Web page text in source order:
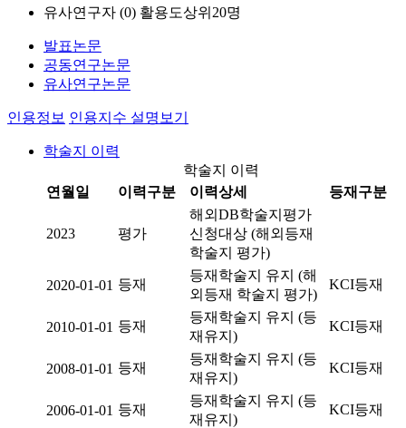
유사연구자 (0) 활용도상위20명
발표논문
공동연구논문
유사연구논문
인용정보 인용지수 설명보기
학술지 이력
학술지 이력
연월일
이력구분 이력상세 등재구분
2023 평가
해외DB학술지평가
신청대상 (해외등재
학술지 평가)
2020-01-01 등재
등재학술지 유지 (해
외등재 학술지 평가)
KCI등재
2010-01-01 등재
등재학술지 유지 (등
재유지)
KCI등재
2008-01-01 등재
등재학술지 유지 (등
재유지)
KCI등재
2006-01-01 등재
등재학술지 유지 (등
재유지)
KCI등재